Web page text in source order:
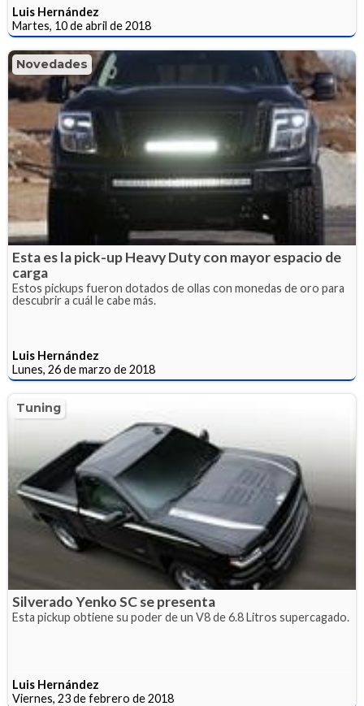
Luis Hernández
Martes, 10 de abril de 2018
Novedades
Esta es la pick-up Heavy Duty con mayor espacio de
carga
Estos pickups fueron dotados de ollas con monedas de oro para
descubrir a cuál le cabe más.
Luis Hernández
Lunes, 26 de marzo de 2018
Tuning
Silverado Yenko SC se presenta
Esta pickup obtiene su poder de un V8 de 6.8 Litros supercagado.
Luis Hernández
Viernes, 23 de febrero de 2018